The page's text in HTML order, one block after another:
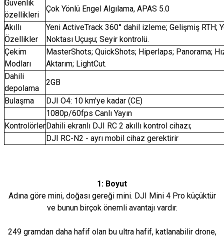
Güvenlik
özellikleri
Çok Yönlü Engel Algılama, APAS 5.0
Akıllı
Özellikler
Yeni ActiveTrack 360° dahil izleme; Gelişmiş RTH;
Noktası Uçuşu; Seyir kontrolü.
Çekim
Modları
MasterShots; QuickShots; Hiperlaps; Panorama;
Aktarım; LightCut.
Dahili
depolama
2GB
Bulaşma
DJI O4: 10 km'ye kadar (CE)
1080p/60fps Canlı Yayın
KontrolörlerDahili ekranlı DJI RC 2 akıllı kontrol cihazı;
DJI RC-N2 - ayrı mobil cihaz gerektirir
1: Boyut
Adına göre mini, doğası gereği mini. DJI Mini 4 Pro küçüktür
ve bunun birçok önemli avantajı vardır.
249 gramdan daha hafif olan bu ultra hafif, katlanabilir drone,